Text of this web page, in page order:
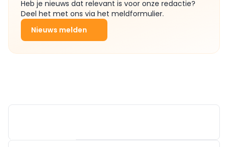
Heb je nieuws dat relevant is voor onze redactie?
Deel het met ons via het meldformulier.
Nieuws melden